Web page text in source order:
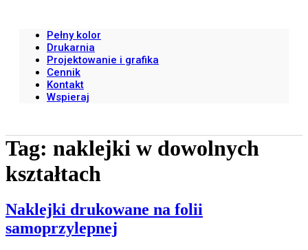
Pełny kolor
Drukarnia
Projektowanie i grafika
Cennik
Kontakt
Wspieraj
Tag: naklejki w dowolnych
kształtach
Naklejki drukowane na folii
samoprzylepnej